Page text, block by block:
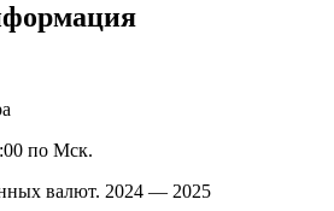
по Мск.
валют. 2024 — 2025